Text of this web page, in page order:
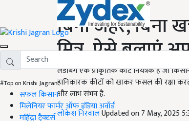
#Top on Krishi Jagran
सफल किसान
मिलेनियर फार्मर ऑफ इंडिया अवॉर्ड
महिंद्रा ट्रैक्टर्स
बिना जहर, बिना
मित्र, ऐसे बुलाएं
लेडीबग एक प्राकृतिक कीट नियंत्रक है जो
हानिकारक कीटों को खाकर फसल की रक्षा
और लाभ संभव है.
लोकेश निरवालUpdated on 7 May, 2025